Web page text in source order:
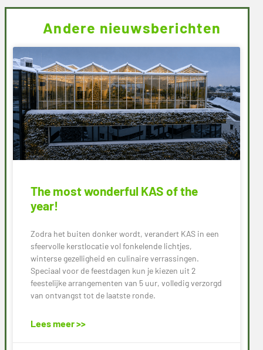
Andere nieuwsberichten
The most wonderful KAS of the
year!
Zodra het buiten donker wordt, verandert KAS in een
sfeervolle kerstlocatie vol fonkelende lichtjes,
winterse gezelligheid en culinaire verrassingen.
Speciaal voor de feestdagen kun je kiezen uit 2
feestelijke arrangementen van 5 uur, volledig verzorgd
van ontvangst tot de laatste ronde.
Lees meer >>